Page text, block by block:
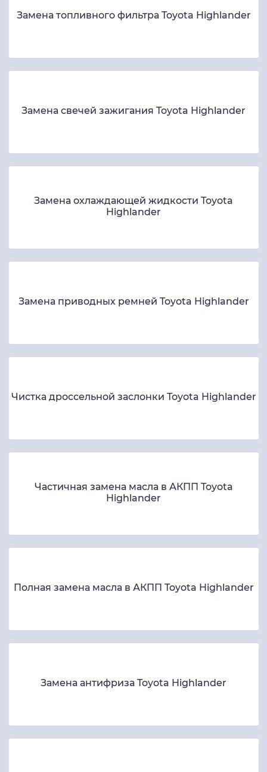
Замена топливного фильтра Toyota Highlander
Замена свечей зажигания Toyota Highlander
Замена охлаждающей жидкости Toyota
Highlander
Замена приводных ремней Toyota Highlander
Чистка дроссельной заслонки Toyota Highlander
Частичная замена масла в АКПП Toyota
Highlander
Полная замена масла в АКПП Toyota Highlander
Замена антифриза Toyota Highlander